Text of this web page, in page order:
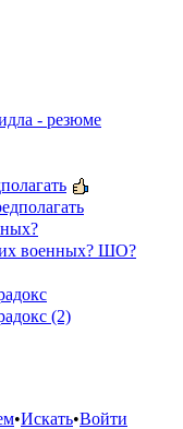
- резюме
военных? ШО?
(2)
•Искать•Войти